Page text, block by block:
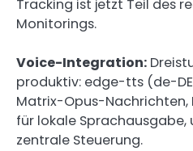
Tracking ist jetzt Teil des
Monitorings.
Voice-Integration:
produktiv: edge-tts (de-
Matrix-Opus-Nachrichten,
für lokale
zentrale Steuerung.